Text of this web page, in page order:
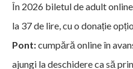
În 2026 biletul de adult
la 37 de lire, cu o donație
Pont:cumpără online în
ajungi la deschidere ca să